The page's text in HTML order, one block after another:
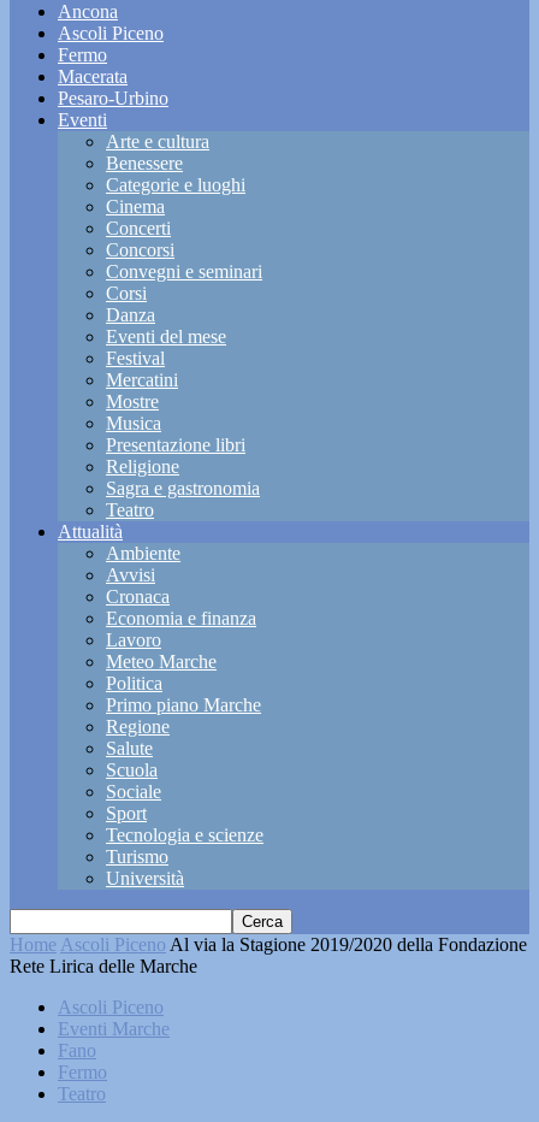
Ancona
Ascoli Piceno
Fermo
Macerata
Pesaro-Urbino
Eventi
Arte e cultura
Benessere
Categorie e luoghi
Cinema
Concerti
Concorsi
Convegni e seminari
Corsi
Danza
Eventi del mese
Festival
Mercatini
Mostre
Musica
Presentazione libri
Religione
Sagra e gastronomia
Teatro
Attualità
Ambiente
Avvisi
Cronaca
Economia e finanza
Lavoro
Meteo Marche
Politica
Primo piano Marche
Regione
Salute
Scuola
Sociale
Sport
Tecnologia e scienze
Turismo
Università
Home Ascoli Piceno Al via la Stagione 2019/2020 della Fondazione
Rete Lirica delle Marche
Ascoli Piceno
Eventi Marche
Fano
Fermo
Teatro